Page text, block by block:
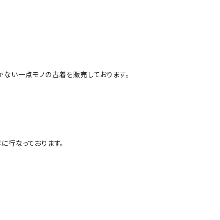
い一点モノの古着を販売しております。
行なっております。